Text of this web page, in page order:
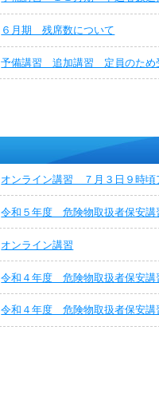
６月期 残席数について
予備講習 追加講習 定員のため
オンライン講習 ７月３日９時頃
令和５年度 危険物取扱者保
オンライン講習
令和４年度 危険物取扱者保安
令和４年度 危険物取扱者保安講